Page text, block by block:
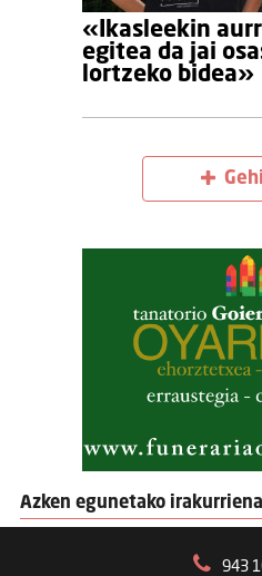
«Ikasleekin
egitea da jai
lortzeko bidea»
Azken egunetako
943